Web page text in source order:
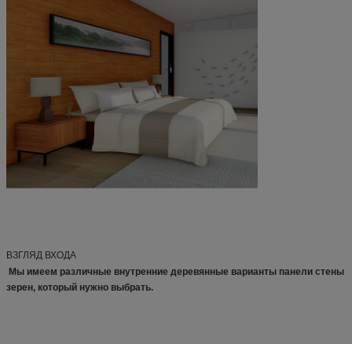
ВЗГЛЯД ВХОДА
Мы имеем различные внутренние деревянные варианты панели стены
зерен, который нужно выбрать.